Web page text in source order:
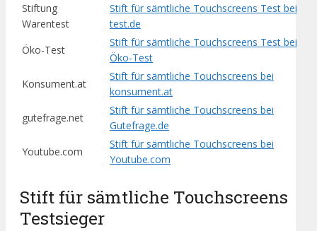
Stiftung
Warentest
Stift für sämtliche Touchscreens Test bei
test.de
Öko-Test
Stift für sämtliche Touchscreens Test bei
Öko-Test
Konsument.at
Stift für sämtliche Touchscreens bei
konsument.at
gutefrage.net
Stift für sämtliche Touchscreens bei
Gutefrage.de
Youtube.com
Stift für sämtliche Touchscreens bei
Youtube.com
Stift für sämtliche Touchscreens
Testsieger